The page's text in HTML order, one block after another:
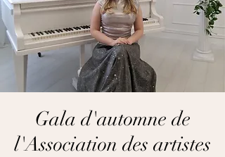
Gala d'automne de
l'Association des artistes